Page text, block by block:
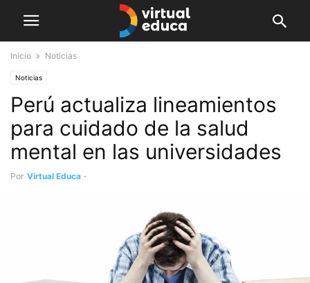
Inicio Noticias
Noticias
Perú actualiza lineamientos
para cuidado de la salud
mental en las universidades
Por Virtual Educa -